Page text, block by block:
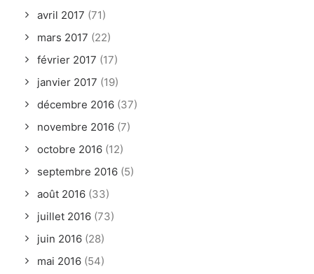
avril 2017 (71)
mars 2017 (22)
février 2017 (17)
janvier 2017 (19)
décembre 2016 (37)
novembre 2016 (7)
octobre 2016 (12)
septembre 2016 (5)
août 2016 (33)
juillet 2016 (73)
juin 2016 (28)
mai 2016 (54)